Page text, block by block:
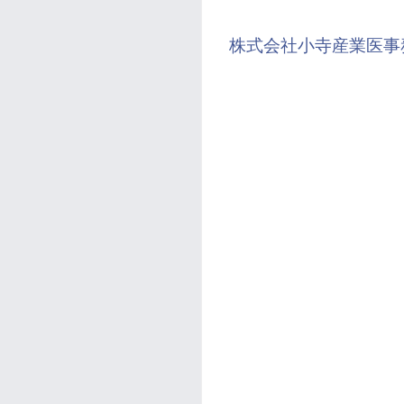
株式会社小寺産業医